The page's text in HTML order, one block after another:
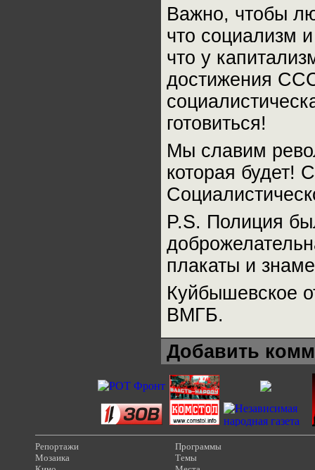
Важно, чтобы
что социализм
что у
достижения
готовиться!
Мы славим
которая будет!
P.S. Полиция
плакаты и
Куйбышевское
ВМГБ.
Добавить
Репортажи
Мозаика
Программы
Темы